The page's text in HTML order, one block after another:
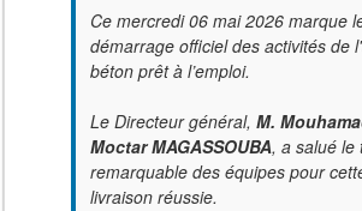
Ce mercredi 06 mai 2026 marque
démarrage officiel des activités de
béton prêt à l’emploi.
Le Directeur général, M.
Moctar MAGASSOUBA, a salué le
remarquable des équipes pour
livraison réussie.